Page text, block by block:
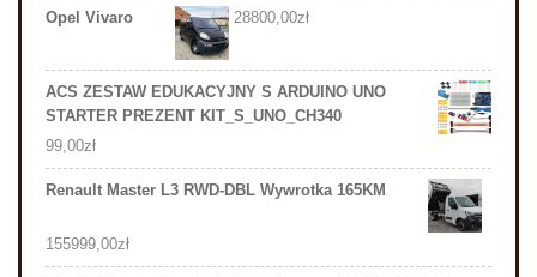
Opel Vivaro 28800,00zł
ACS ZESTAW EDUKACYJNY S ARDUINO UNO
STARTER PREZENT KIT_S_UNO_CH340
99,00zł
Renault Master L3 RWD-DBL Wywrotka 165KM
155999,00zł